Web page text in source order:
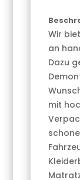
Wir
an
Dazu
mit